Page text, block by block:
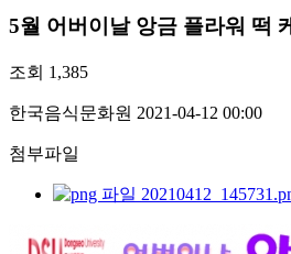
5월 어버이날 앙금 플라워 떡
조회 1,385
한국음식문화원 2021-04-12 00:00
첨부파일